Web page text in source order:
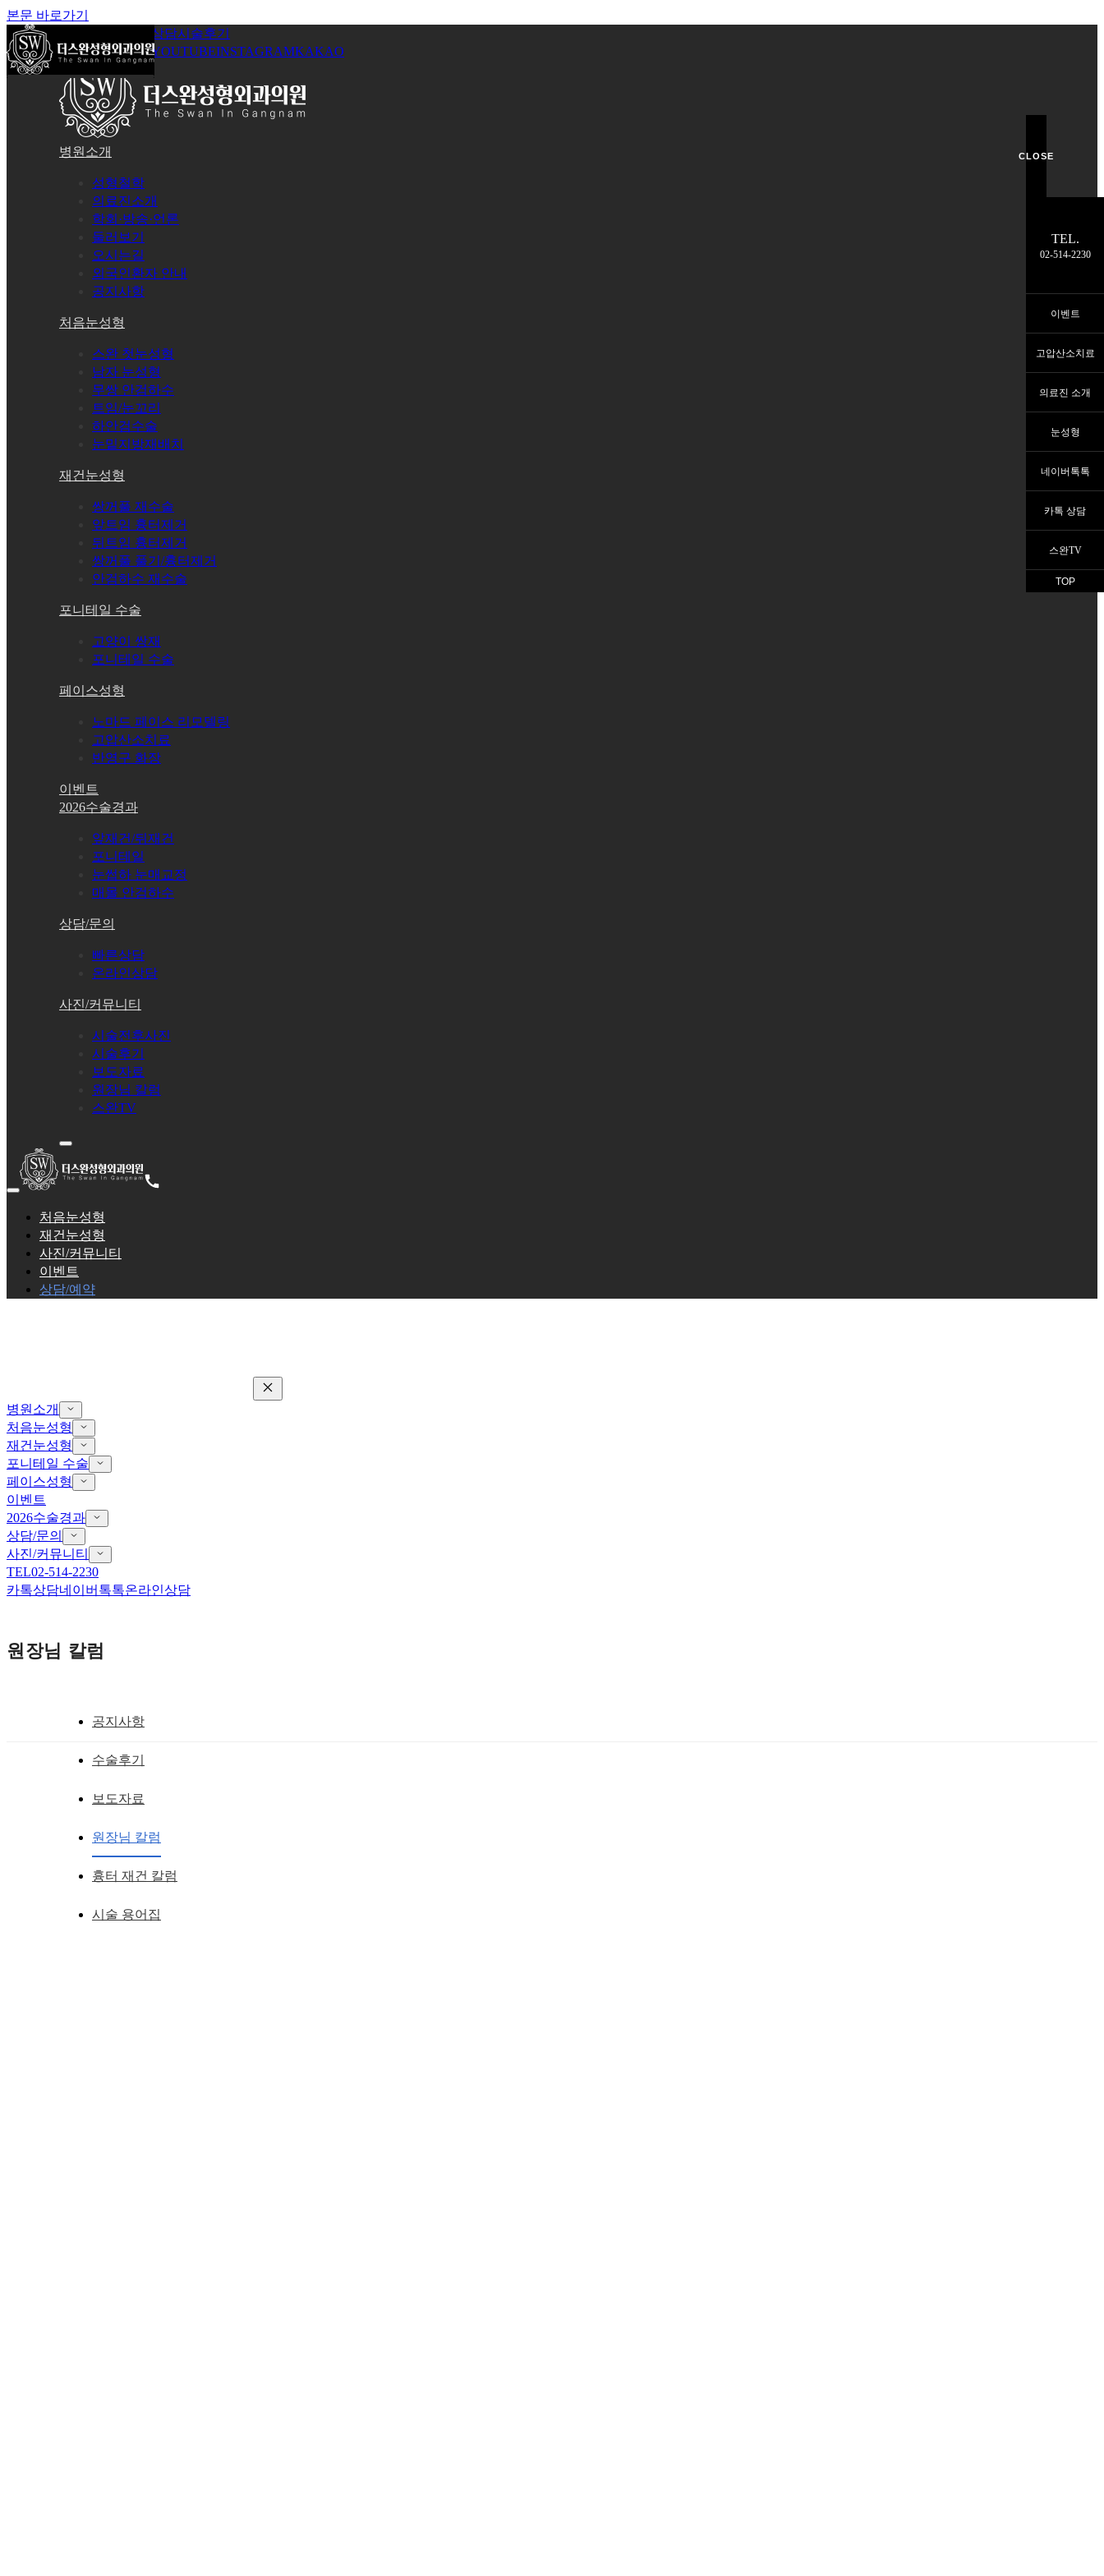
본문 바로가기
온라인상담시술후기
로그인회원가입YOUTUBEINSTAGRAMKAKAO
병원소개
성형철학
의료진소개
학회·방송·언론
둘러보기
오시는길
외국인환자 안내
공지사항
처음눈성형
스완 첫눈성형
남자 눈성형
무쌍 안검하수
트임/눈꼬리
하안검수술
눈밑지방재배치
재건눈성형
쌍꺼풀 재수술
앞트임 흉터제거
뒤트임 흉터제거
쌍꺼풀 풀기/흉터제거
안검하수 재수술
포니테일 수술
고양이 쌍재
포니테일 수술
페이스성형
노마드 페이스 리모델링
고압산소치료
반영구 화장
이벤트
2026수술경과
앞재건/뒤재건
포니테일
눈썹하 눈매교정
매몰 안검하수
상담/문의
빠른상담
온라인상담
사진/커뮤니티
시술전후사진
시술후기
보도자료
원장님 칼럼
스완TV
처음눈성형
재건눈성형
사진/커뮤니티
이벤트
상담/예약
병원소개
처음눈성형
재건눈성형
포니테일 수술
페이스성형
이벤트
2026수술경과
상담/문의
사진/커뮤니티
TEL02-514-2230
카톡상담네이버톡톡온라인상담
원장님 칼럼
공지사항
수술후기
보도자료
원장님 칼럼
흉터 재건 칼럼
시술 용어집
남자 안검하수 : 비절개 눈매교정술, 비절개 안검하수교정
작성일 2013.07.24
CLOSE
TEL.
02-514-2230
이벤트
고압산소치료
의료진 소개
눈성형
네이버톡톡
카톡 상담
스완TV
TOP